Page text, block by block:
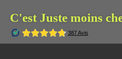
C'est Juste moins